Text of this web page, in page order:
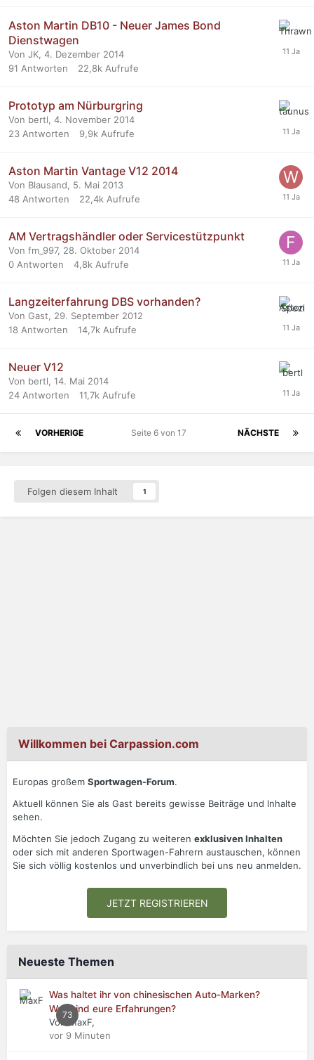
Aston Martin DB10 - Neuer James Bond
Dienstwagen
Von JK, 4. Dezember 2014
91 Antworten 22,8k Aufrufe
Prototyp am Nürburgring
Von bertl, 4. November 2014
23 Antworten 9,9k Aufrufe
Aston Martin Vantage V12 2014
Von Blausand, 5. Mai 2013
48 Antworten 22,4k Aufrufe
AM Vertragshändler oder Servicestützpunkt
Von fm_997, 28. Oktober 2014
0 Antworten 4,8k Aufrufe
Langzeiterfahrung DBS vorhanden?
Von Gast, 29. September 2012
18 Antworten 14,7k Aufrufe
Neuer V12
Von bertl, 14. Mai 2014
24 Antworten 11,7k Aufrufe
VORHERIGE NÄCHSTE
Seite 6 von 17
Folgen diesem Inhalt 1
Willkommen bei Carpassion.com
Europas großem Sportwagen-Forum.
Aktuell können Sie als Gast bereits gewisse Beiträge und Inhalte
sehen.
Möchten Sie jedoch Zugang zu weiteren exklusiven Inhalten
oder sich mit anderen Sportwagen-Fahrern austauschen, können
Sie sich völlig kostenlos und unverbindlich bei uns neu anmelden.
JETZT REGISTRIEREN
Neueste Themen
73
Was haltet ihr von chinesischen Auto-Marken?
Was sind eure Erfahrungen?
Von MaxF,
vor 9 Minuten